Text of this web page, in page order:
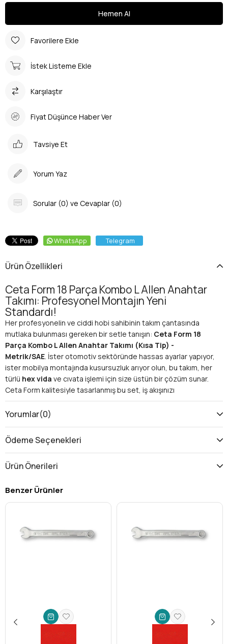
Favorilere Ekle
İstek Listeme Ekle
Karşılaştır
Fiyat Düşünce Haber Ver
Tavsiye Et
Yorum Yaz
Sorular (0) ve Cevaplar (0)
WhatsApp Telegram
Ürün Özellikleri
Ceta Form 18 Parça Kombo L Allen Anahtar
Takımı: Profesyonel Montajın Yeni
Standardı!
Her profesyonelin ve ciddi hobi sahibinin takım çantasında
mutlaka bulunması gereken bir setle tanışın: Ceta Form 18
Parça Kombo L Allen Anahtar Takımı (Kısa Tip) -
Metrik/SAE. İster otomotiv sektöründe hassas ayarlar yapıyor,
ister mobilya montajında kusursuzluk arıyor olun, bu takım, her
türlü hex vida ve cıvata işlemi için size üstün bir çözüm sunar.
Ceta Form kalitesiyle tasarlanmış bu set, iş akışınızı
hızlandırırken, zorlu görevlerde bile yanınızda olacak güvenilir
bir ortaktır. Sıkışık alanlarda dahi rakipsiz erişim ve olağanüstü
yaratır.
Neden Ceta Form Kombo L Allen Anahtar Takımı
Sınırsız Esneklik: Metrik ve SAE Bir Arada!
tüm ihtiyaçlarınızı karşılayın. Bu kombo özelliği sayesinde,
farklı standartlardaki ekipman ve projelerde ek anahtar
zamandan hem de yerden tasarruf edin, takım
çantanızdaki kalabalığı azaltın.
montajlara kolayca ulaşabilir, işlerinizi kesintiye
uğratmadan tamamlayabilirsiniz.
Yorumlar(0)
Ödeme Seçenekleri
Ürün Önerileri
Benzer Ürünler